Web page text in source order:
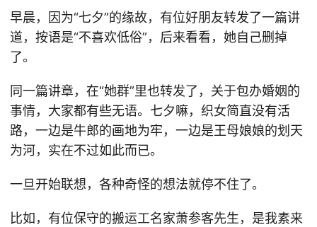
早晨，因为“七夕”的缘故，有位好朋友转发了一篇讲
道，按语是“不喜欢低俗”，后来看看，她自己删掉
了。
同一篇讲章，在“她群”里也转发了，关于包办婚姻的
事情，大家都有些无语。七夕嘛，织女简直没有活
路，一边是牛郎的画地为牢，一边是王母娘娘的划天
为河，实在不过如此而已。
一旦开始联想，各种奇怪的想法就停不住了。
比如，有位保守的搬运工名家萧参客先生，是我素来